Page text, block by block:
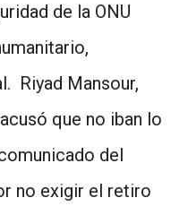
de la ONU
Riyad Mansour,
que no iban lo
del
no exigir el retiro